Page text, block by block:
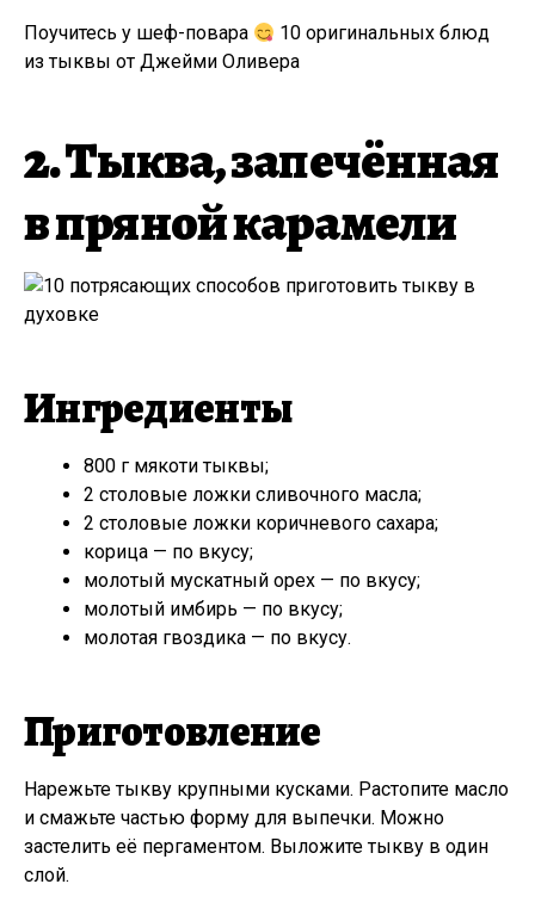
Поучитесь у шеф-повара
10 оригинальных блюд
из тыквы от Джейми Оливера
2. Тыква, запечённая
в пряной карамели
Ингредиенты
800 г мякоти тыквы;
2 столовые ложки сливочного масла;
2 столовые ложки коричневого сахара;
корица — по вкусу;
молотый мускатный орех — по вкусу;
молотый имбирь — по вкусу;
молотая гвоздика — по вкусу.
Приготовление
Нарежьте тыкву крупными кусками. Растопите масло
и смажьте частью форму для выпечки. Можно
застелить её пергаментом. Выложите тыкву в один
слой.